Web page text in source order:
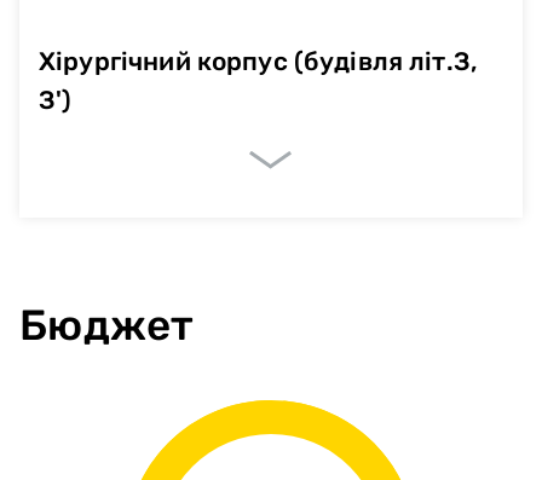
Хірургічний корпус (будівля літ.З,
З')
Бюджет